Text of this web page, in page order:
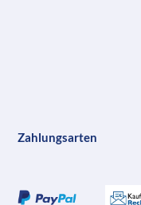
Zahlungsarten